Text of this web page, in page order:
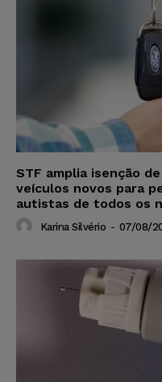
STF amplia isenção
veículos novos para
autistas de todos os
Karina Silvério - 07/08/